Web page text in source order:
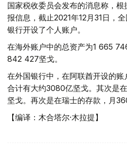
国家税收委员会发布的消息称，
报信息，截止2021年12月31日，
银行开设了个人账户。
在海外账户中的总资产为1 665
842 427坚戈。
在外国银行中，在阿联酋开设的账
合计有大约3080亿坚戈。其次是
坚戈。再次是在瑞士的存款，月
【编译：木合塔尔·木拉提】